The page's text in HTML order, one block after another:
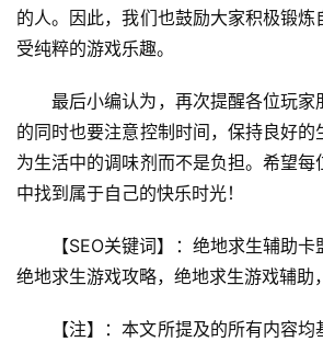
的人。因此，我们也鼓励大家积极锻
受纯粹的游戏乐趣。
最后小编认为，再次提醒各位玩家
的同时也要注意控制时间，保持良好
为生活中的调味剂而不是负担。希望
中找到属于自己的快乐时光！
【SEO关键词】：绝地求生辅助卡
绝地求生游戏攻略，绝地求生游戏辅助
【注】：本文所提及的所有内容